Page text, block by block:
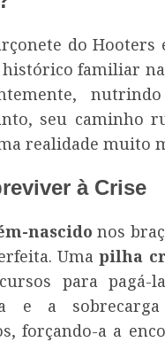
do
familiar
seu caminho
realidade muito
à Crise
nascido nos
Umapilha
para pagá-
e a
forçando-a a